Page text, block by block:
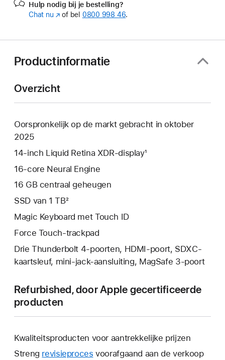
Hulp nodig bij je bestelling?
Chat nu (Wordt
of bel 0800 998 46.
Productinformatie
Overzicht
Oorspronkelijk op de markt gebracht in oktober
2025
14‑inch Liquid Retina XDR‑display¹
16‑core Neural Engine
16 GB centraal geheugen
SSD van 1 TB²
Magic Keyboard met Touch ID
Force Touch-trackpad
Drie Thunderbolt 4-poorten, HDMI-poort, SDXC-
kaartsleuf, mini‑jack-aansluiting, MagSafe 3-poort
Refurbished, door Apple gecertificeerde
producten
Kwaliteitsproducten voor aantrekkelijke prijzen
Streng revisieproces voorafgaand aan de verkoop